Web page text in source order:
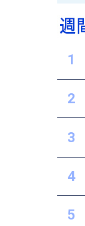
1
2
3
4
5